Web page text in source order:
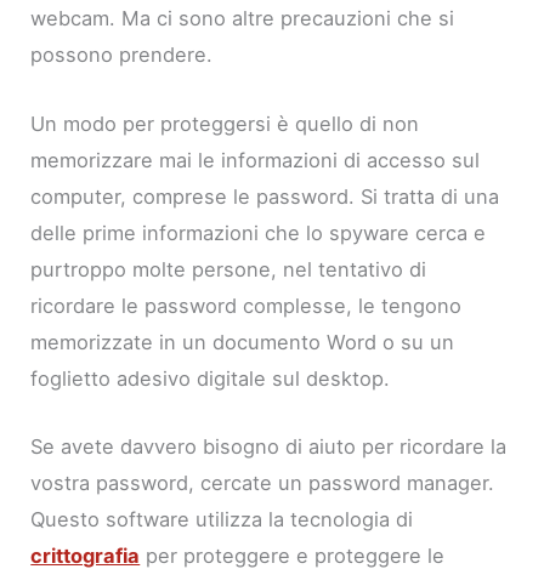
webcam. Ma ci sono altre precauzioni che si
possono prendere.
Un modo per proteggersi è quello di non
memorizzare mai le informazioni di accesso sul
computer, comprese le password. Si tratta di una
delle prime informazioni che lo spyware cerca e
purtroppo molte persone, nel tentativo di
ricordare le password complesse, le tengono
memorizzate in un documento Word o su un
foglietto adesivo digitale sul desktop.
Se avete davvero bisogno di aiuto per ricordare la
vostra password, cercate un password manager.
Questo software utilizza la tecnologia di
crittografia per proteggere e proteggere le